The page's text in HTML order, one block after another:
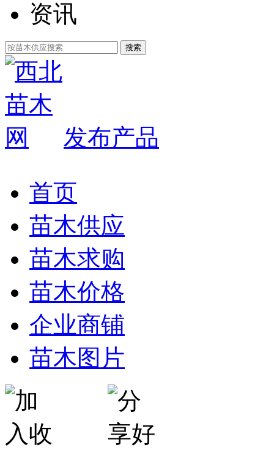
资讯
发布产品
首页
苗木供应
苗木求购
苗木价格
企业商铺
苗木图片